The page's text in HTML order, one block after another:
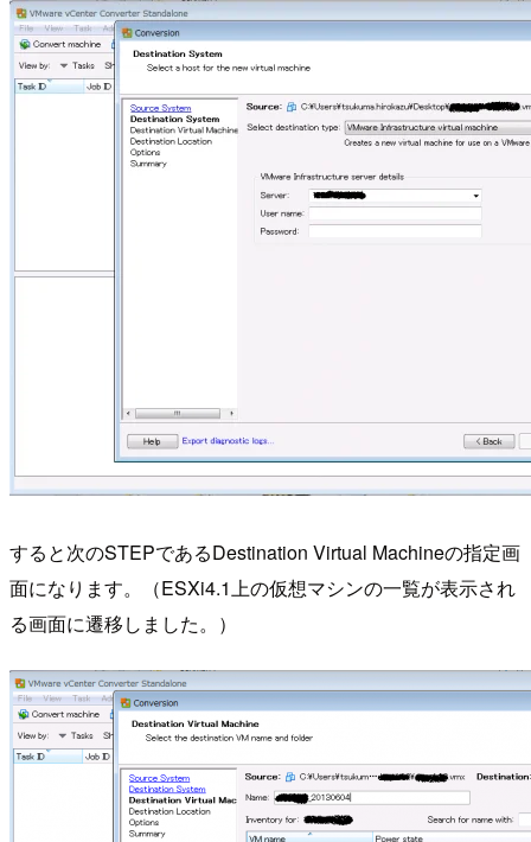
すると次のSTEPであるDestination Virtual Machineの指定画
面になります。（ESXi4.1上の仮想マシンの一覧が表示され
る画面に遷移しました。）